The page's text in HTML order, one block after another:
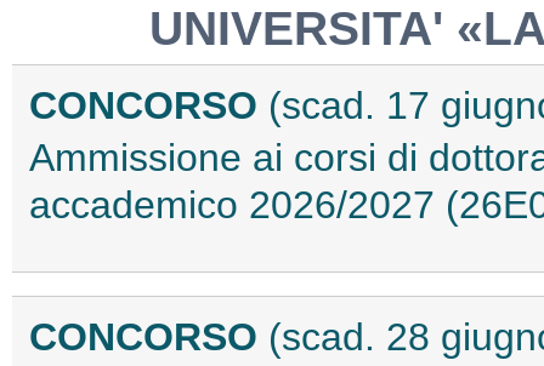
UNIVERSITA'
CONCORSO (scad. 17
Ammissione ai corsi di
accademico 2026/2027
CONCORSO (scad. 28